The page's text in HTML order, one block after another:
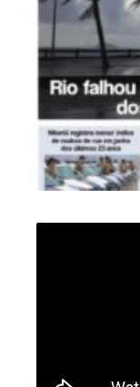
Ano X –